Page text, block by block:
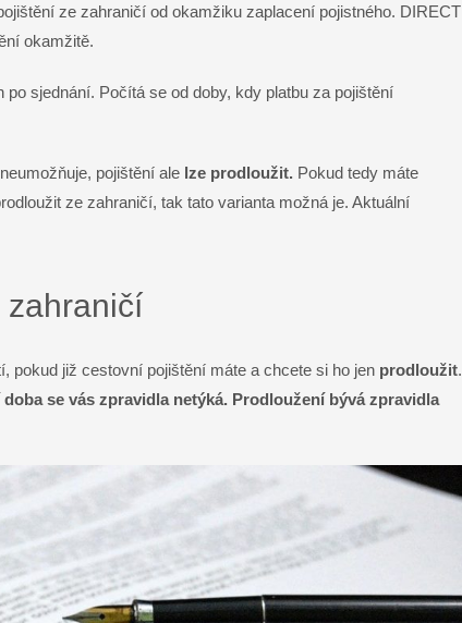
ze zahraničí od okamžiku zaplacení pojistného. DIRECT
okamžitě.
sjednání. Počítá se od doby, kdy platbu za pojištění
pojištění ale lze prodloužit. Pokud tedy máte
ze zahraničí, tak tato varianta možná je. Aktuální
zahraničí
pokud již cestovní pojištění máte a chcete si ho jen prodloužit.
se vás zpravidla netýká. Prodloužení bývá zpravidla